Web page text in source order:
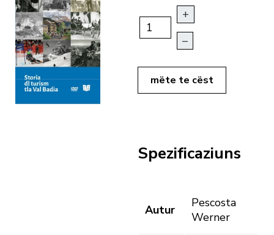
+
–
mëte te cëst
Spezificaziuns
Autur
Pescosta
Werner